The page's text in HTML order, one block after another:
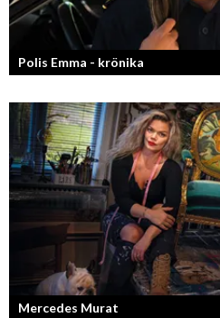
Polis Emma - krönika
Kan jag snälla få prata med dig igen,
Mercedes Murat